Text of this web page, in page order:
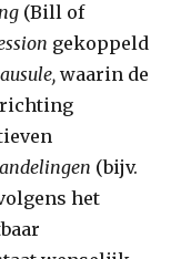
(Bill of
gekoppeld
waarin de
richting
(bijv.
het